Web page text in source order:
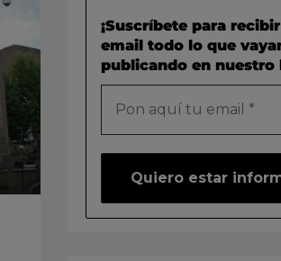
¡Suscríbete para
email todo lo que
publicando en nuestro